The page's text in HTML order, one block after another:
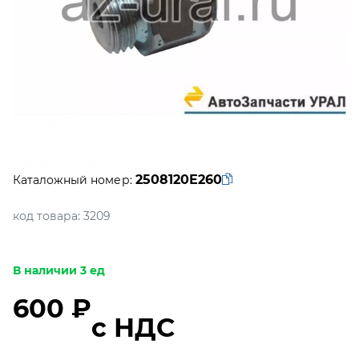
Каталожный номер: 2508120Е260
код товара: 3209
В наличии 3 ед
600 ₽
с НДС